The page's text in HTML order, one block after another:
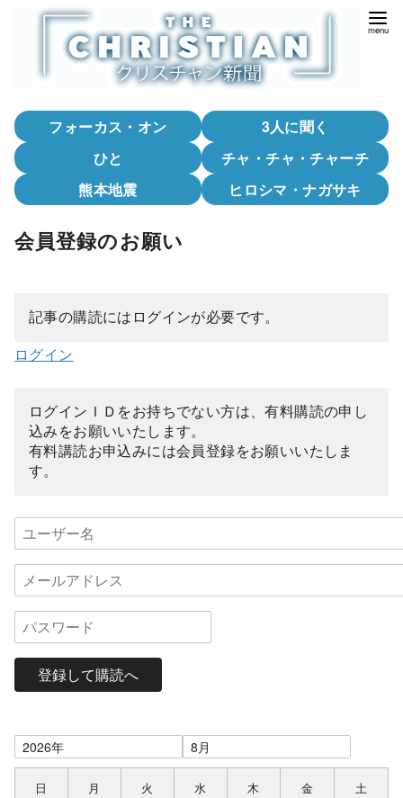
フォーカス・オン
3人に聞く
ひと
チャ・チャ・チャーチ
熊本地震
ヒロシマ・ナガサキ
会員登録のお願い
記事の購読にはログインが必要です。
ログイン
ログインＩＤをお持ちでない方は、有料購読の申し
込みをお願いいたします。
有料講読お申込みには会員登録をお願いいたしま
す。
登録して購読へ
日 月 火 水 木 金 土